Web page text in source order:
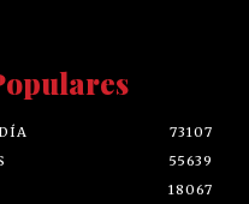
73107
55639
18067